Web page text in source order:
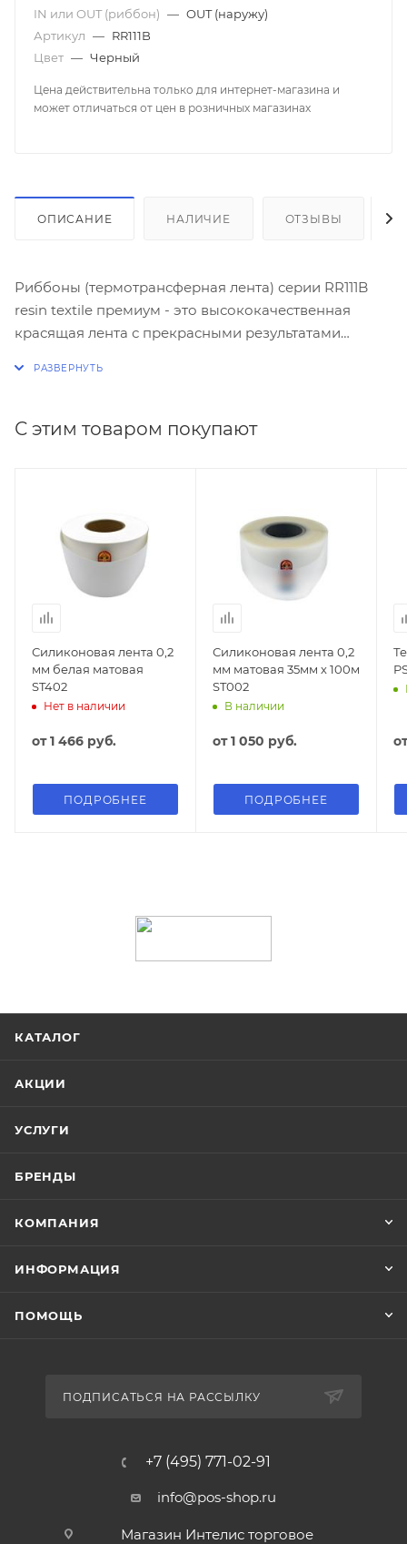
IN или OUT (риббон) — OUT (наружу)
Артикул — RR111B
Цвет — Черный
Цена действительна только для интернет-магазина и
может отличаться от цен в розничных магазинах
ОПИСАНИЕ НАЛИЧИЕ ОТЗЫВЫ
Риббоны (термотрансферная лента) серии RR111B
resin textile премиум - это высококачественная
красящая лента с прекрасными результатами
получить более качественную печать на нейлоновых
С этим товаром покупают
Силиконовая лента 0,2
мм белая матовая
ST402
Нет в наличии
от1 466 руб.
ПОДРОБНЕЕ
Силиконовая лента 0,2
мм матовая 35мм х 100м
ST002
В наличии
от1 050 руб.
ПОДРОБНЕЕ
КАТАЛОГ
АКЦИИ
УСЛУГИ
БРЕНДЫ
КОМПАНИЯ
ИНФОРМАЦИЯ
ПОМОЩЬ
ПОДПИСАТЬСЯ НА РАССЫЛКУ
+7 (495) 771-02-91
info@pos-shop.ru
Магазин Интелис торговое